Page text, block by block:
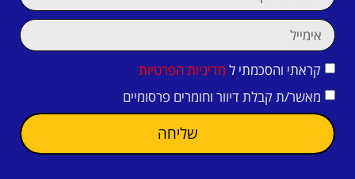
קראתי והסכמתי ל מדיניות הפרטיות
מאשר/ת קבלת דיוור וחומרים פרסומיים
שליחה